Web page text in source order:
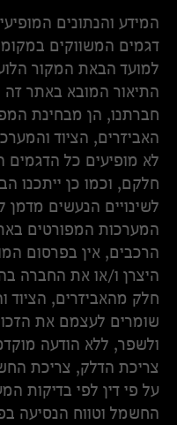
המידע והנתונים
דגמים המשווקים
למועד הבאת המקור
התיאור המובא באתר זה
חברתנו, הן מבחינת
האביזרים, הציוד
לא מופיעים כל
חלקם, וכמו כן ייתכנו
לשינויים הנעשים מדמן
המערכות המפורטים
הרכבים, אין בפרסום
היצרן ו/או את החברה
חלק מהאביזרים, הציוד
שומרים לעצמם את
ולשפר, ללא הודעה
צריכת הדלק, צריכת
על פי דין לפי בדיקות
החשמל וטווח הנסיעה